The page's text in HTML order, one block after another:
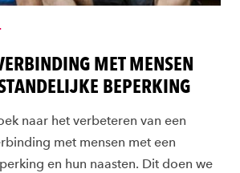
MET MENSEN
BEPERKING
naar het verbeteren van een
met mensen met een
en hun naasten. Dit doen we